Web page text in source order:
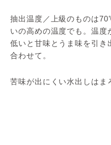
抽出温度／上級のものは
いの高めの温度でも。温度
低いと甘味とうま味を引き
合わせて。
苦味が出にくい水出しはま